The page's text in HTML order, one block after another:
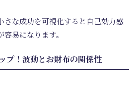
さな成功を可視化すると自己効力感
易になります。
プ！波動とお財布の関係性